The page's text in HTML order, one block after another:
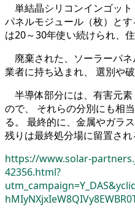
単結晶シリコンインゴッ
パネルモジュール（枚）と
は20～30年使い続けられ、
廃棄された、ソーラーパ
業者に持ち込まれ、 選別や破
半導体部分には、有害元
ので、 それらの分別にも相
る。 最終的に、金属やガラ
残りは最終処分場に留置され
https://www.solar-
42356.html?